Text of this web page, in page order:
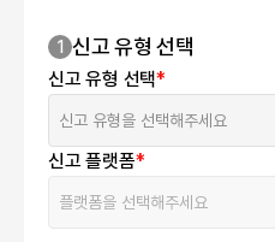
1 신고 유형 선택
신고 유형 선택*
신고 플랫폼*